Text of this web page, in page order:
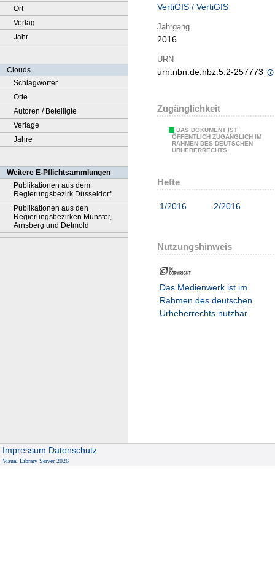
Ort
Verlag
Jahr
Clouds
Schlagwörter
Orte
Autoren / Beteiligte
Verlage
Jahre
Weitere E-Pflichtsammlungen
Publikationen aus dem
Regierungsbezirk Düsseldorf
Publikationen aus den
Regierungsbezirken Münster,
Arnsberg und Detmold
VertiGIS / VertiGIS
Jahrgang
2016
URN
urn:nbn:de:hbz:5:2-257773
Zugänglichkeit
DAS DOKUMENT IST
ÖFFENTLICH ZUGÄNGLICH IM
RAHMEN DES DEUTSCHEN
URHEBERRECHTS.
Hefte
1/2016 2/2016
Nutzungshinweis
Das Medienwerk ist im
Rahmen des deutschen
Urheberrechts nutzbar.
Impressum Datenschutz
Visual Library Server 2026